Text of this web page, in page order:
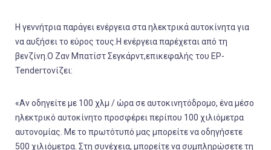
Η γεννήτρια παράγει ενέργεια στα ηλεκτρικά αυτοκίνητα για
να αυξήσει το εύρος τους.Η ενέργεια παρέχεται από τη
βενζίνη.Ο Ζαν Μπατίστ Σεγκάρντ,επικεφαλής του EP-
Tenderτονίζει:
«Αν οδηγείτε με 100 χλμ / ώρα σε αυτοκινητόδρομο, ένα μέσο
ηλεκτρικό αυτοκίνητο προσφέρει περίπου 100 χιλιόμετρα
αυτονομίας. Με το πρωτότυπό μας μπορείτε να οδηγήσετε
500 χιλιόμετρα. Στη συνέχεια, μπορείτε να συμπληρώσετε τη